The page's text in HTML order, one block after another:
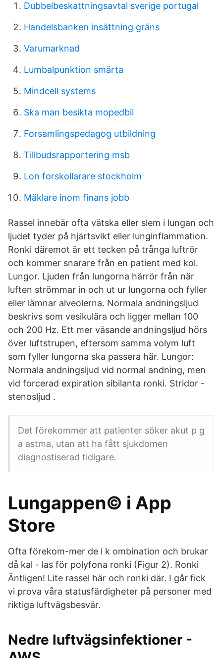
Dubbelbeskattningsavtal sverige portugal
Handelsbanken insättning gräns
Varumarknad
Lumbalpunktion smärta
Mindcell systems
Ska man besikta mopedbil
Forsamlingspedagog utbildning
Tillbudsrapportering msb
Lon forskollarare stockholm
Mäklare inom finans jobb
Rassel innebär ofta vätska eller slem i lungan och
ljudet tyder på hjärtsvikt eller lunginflammation.
Ronki däremot är ett tecken på trånga luftrör
och kommer snarare från en patient med kol.
Lungor. Ljuden från lungorna härrör från när
luften strömmar in och ut ur lungorna och fyller
eller lämnar alveolerna. Normala andningsljud
beskrivs som vesikulära och ligger mellan 100
och 200 Hz. Ett mer väsande andningsljud hörs
över luftstrupen, eftersom samma volym luft
som fyller lungorna ska passera här. Lungor:
Normala andningsljud vid normal andning, men
vid forcerad expiration sibilanta ronki. Stridor -
stenosljud .
Det förekommer att patienter söker akut p g
a astma, utan att ha fått sjukdomen
diagnostiserad tidigare.
‎Lungappen© i App
Store
Ofta förekom-mer de i k ombination och brukar
då kal - las för polyfona ronki (Figur 2). Ronki
Äntligen! Lite rassel här och ronki där. I går fick
vi prova våra statusfärdigheter på personer med
riktiga luftvägsbesvär.
Nedre luftvägsinfektioner -